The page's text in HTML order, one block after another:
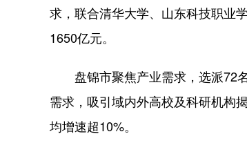
求，联合清华大学、山东科技职业
1650亿元。
盘锦市聚焦产业需求，选派72名
需求，吸引域内外高校及科研机构
均增速超10%。